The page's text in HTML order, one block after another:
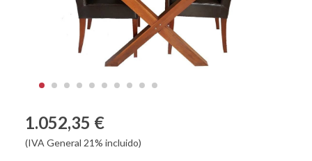
1.052,35 €
(IVA General 21% incluido)